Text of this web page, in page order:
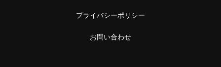
プライバシーポリシー
お問い合わせ